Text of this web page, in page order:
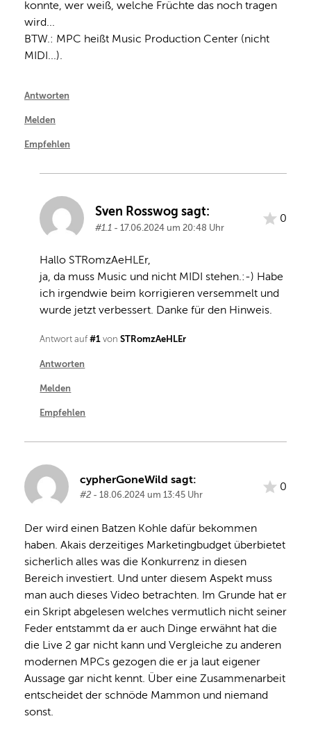
konnte, wer weiß, welche Früchte das noch tragen
wird...
BTW.: MPC heißt Music Production Center (nicht
MIDI...).
Antworten
Melden
Empfehlen
Sven Rosswog sagt:
#1.1 - 17.06.2024 um 20:48 Uhr
0
Hallo STRomzAeHLEr,
ja, da muss Music und nicht MIDI stehen.:-) Habe
ich irgendwie beim korrigieren versemmelt und
wurde jetzt verbessert. Danke für den Hinweis.
Antwort auf#1 vonSTRomzAeHLEr
Antworten
Melden
Empfehlen
cypherGoneWild sagt:
#2 - 18.06.2024 um 13:45 Uhr
0
Der wird einen Batzen Kohle dafür bekommen
haben. Akais derzeitiges Marketingbudget überbietet
sicherlich alles was die Konkurrenz in diesen
Bereich investiert. Und unter diesem Aspekt muss
man auch dieses Video betrachten. Im Grunde hat er
ein Skript abgelesen welches vermutlich nicht seiner
Feder entstammt da er auch Dinge erwähnt hat die
die Live 2 gar nicht kann und Vergleiche zu anderen
modernen MPCs gezogen die er ja laut eigener
Aussage gar nicht kennt. Über eine Zusammenarbeit
entscheidet der schnöde Mammon und niemand
sonst.